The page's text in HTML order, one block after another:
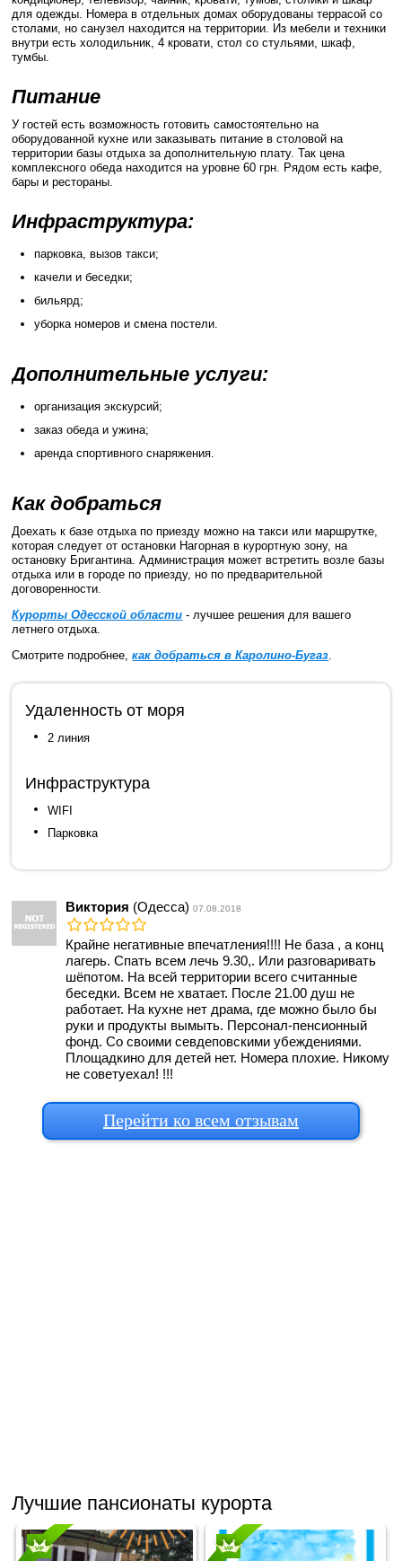
для одежды. Номера в отдельных домах оборудованы террасой со
столами, но санузел находится на территории. Из мебели и техники
внутри есть холодильник, 4 кровати, стол со стульями, шкаф,
тумбы.
Питание
У гостей есть возможность готовить самостоятельно на
оборудованной кухне или заказывать питание в столовой на
территории базы отдыха за дополнительную плату. Так цена
комплексного обеда находится на уровне 60 грн. Рядом есть кафе,
бары и рестораны.
Инфраструктура:
парковка, вызов такси;
качели и беседки;
бильярд;
уборка номеров и смена постели.
Дополнительные услуги:
организация экскурсий;
заказ обеда и ужина;
аренда спортивного снаряжения.
Как добраться
Доехать к базе отдыха по приезду можно на такси или маршрутке,
которая следует от остановки Нагорная в курортную зону, на
остановку Бригантина. Администрация может встретить возле базы
отдыха или в городе по приезду, но по предварительной
договоренности.
Курорты Одесской области - лучшее решения для вашего
летнего отдыха.
Смотрите подробнее,как добраться в Каролино-Бугаз
Удаленность от моря
2 линия
Инфраструктура
WIFI
Парковка
Виктория (Одесса)07.08.2018
Крайне негативные впечатления!!!! Не база , а конц
лагерь. Спать всем лечь 9.30,. Или разговаривать
шёпотом. На всей территории всего считанные
беседки. Всем не хватает. После 21.00 душ не
работает. На кухне нет драма, где можно было бы
руки и продукты вымыть. Персонал-пенсионный
фонд. Со своими севдеповскими убеждениями.
Площадкино для детей нет. Номера плохие. Никому
не советуехал! !!!
Перейти ко всем отзывам
Лучшие пансионаты курорта